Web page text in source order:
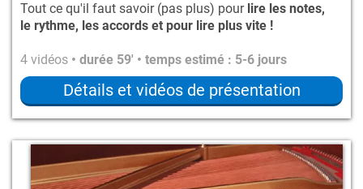
Tout ce qu'il faut savoir (pas plus) pourlire les notes,
le rythme, les accords et pour lire plus vite !
4 vidéos • durée 59' • temps estimé : 5-6 jours
Détails et vidéos de présentation